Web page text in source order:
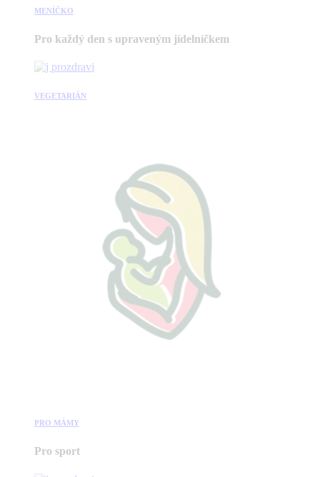
MENÍČKO
Pro každý den s upraveným jídelníčkem
VEGETARIÁN
PRO MÁMY
Pro sport